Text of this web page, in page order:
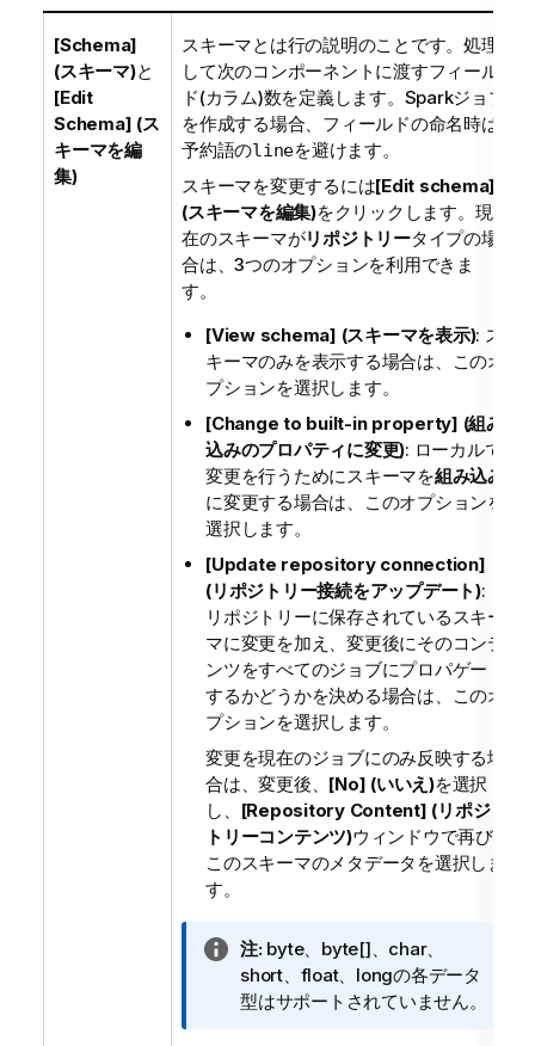
[Schema]
(スキーマ)と
[Edit
Schema] (ス
キーマを編
集)
スキーマとは行の説明のことです。処理
して次のコンポーネントに渡すフィール
ド(カラム)数を定義します。Sparkジョブ
を作成する場合、フィールドの命名時は
予約語のlineを避けます。
スキーマを変更するには[Edit schema]
(スキーマを編集)をクリックします。現
在のスキーマがリポジトリータイプの場
合は、3つのオプションを利用できま
す。
[View schema] (スキーマを表示): ス
キーマのみを表示する場合は、このオ
プションを選択します。
[Change to built-in property] (組み
込みのプロパティに変更): ローカルで
変更を行うためにスキーマを組み込み
に変更する場合は、このオプションを
選択します。
[Update repository connection]
(リポジトリー接続をアップデート):
リポジトリーに保存されているスキー
マに変更を加え、変更後にそのコンテ
ンツをすべてのジョブにプロパゲート
するかどうかを決める場合は、このオ
プションを選択します。
変更を現在のジョブにのみ反映する場
合は、変更後、 [No] (いいえ)を選択
し、 [Repository Content] (リポジ
トリーコンテンツ)ウィンドウで再び
このスキーマのメタデータを選択しま
す。
情
報
メ
注:byte、byte[]、char、
short、float、longの各データ
型はサポートされていません。